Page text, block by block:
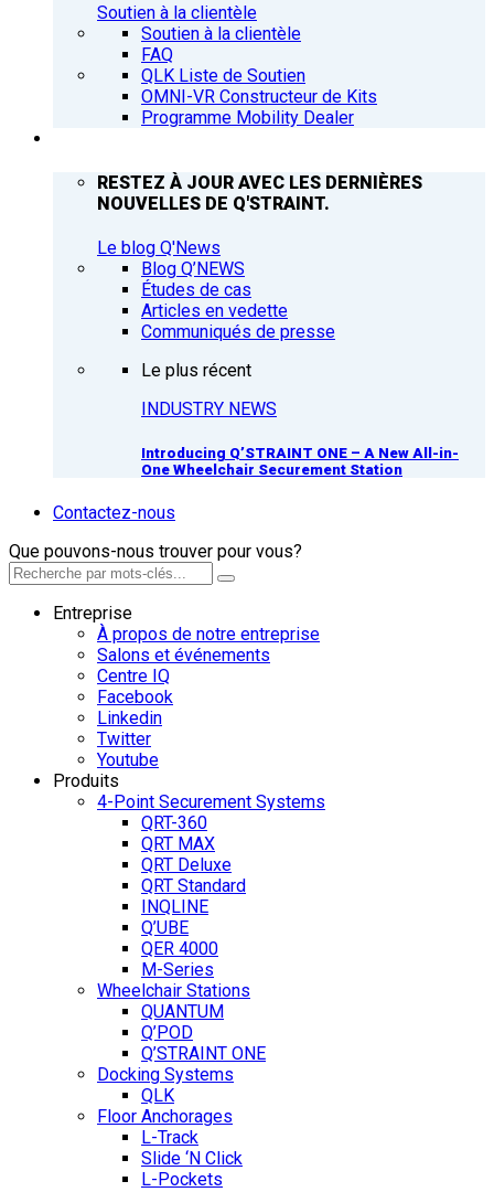
Soutien à la clientèle
Soutien à la clientèle
FAQ
QLK Liste de Soutien
OMNI-VR Constructeur de Kits
Programme Mobility Dealer
RESTEZ À JOUR AVEC LES DERNIÈRES
NOUVELLES DE Q'STRAINT.
Le blog Q'News
Blog Q’NEWS
Études de cas
Articles en vedette
Communiqués de presse
Le plus récent
INDUSTRY NEWS
Introducing Q’STRAINT ONE – A New All-in-
One Wheelchair Securement Station
Contactez-nous
Que pouvons-nous trouver pour vous?
Entreprise
À propos de notre entreprise
Salons et événements
Centre IQ
Facebook
Linkedin
Twitter
Youtube
Produits
4-Point Securement Systems
QRT-360
QRT MAX
QRT Deluxe
QRT Standard
INQLINE
Q’UBE
QER 4000
M-Series
Wheelchair Stations
QUANTUM
Q’POD
Q’STRAINT ONE
Docking Systems
QLK
Floor Anchorages
L-Track
Slide ‘N Click
L-Pockets